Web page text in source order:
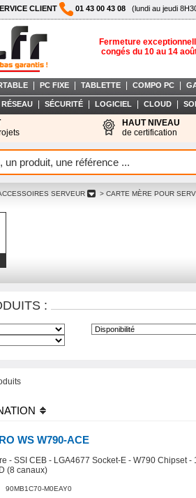
CLIENT 01 43 00 43 08 (lundi au jeudi
Fermeture
congés du 10 au 14
PC FIXE TABLETTE COMPO PC
RÉSEAU SÉCURITÉ LOGICIEL CLOUD
HAUT NIVEAU
de certification
SERVEUR > CARTE MÈRE POUR
:
WS W790-ACE
- SSI CEB - LGA4677 Socket-E - W790 Chipset
(8 canaux)
90MB1C70-M0EAY0